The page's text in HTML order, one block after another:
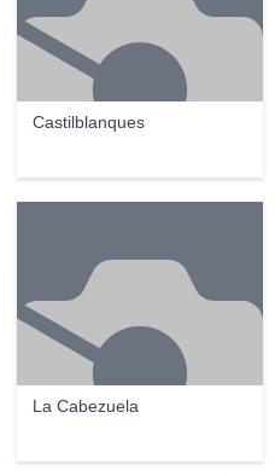
Castilblanques
La Cabezuela